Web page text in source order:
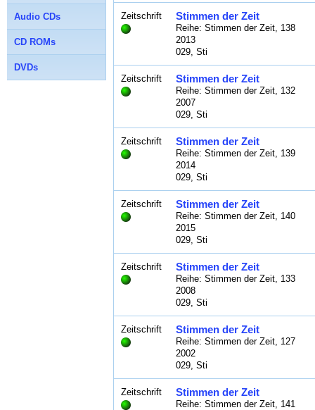
Zeitschrift Stimmen der Zeit
Reihe: Stimmen der Zeit, 138
2013
029, Sti
Zeitschrift Stimmen der Zeit
Reihe: Stimmen der Zeit, 132
2007
029, Sti
Zeitschrift Stimmen der Zeit
Reihe: Stimmen der Zeit, 139
2014
029, Sti
Zeitschrift Stimmen der Zeit
Reihe: Stimmen der Zeit, 140
2015
029, Sti
Zeitschrift Stimmen der Zeit
Reihe: Stimmen der Zeit, 133
2008
029, Sti
Zeitschrift Stimmen der Zeit
Reihe: Stimmen der Zeit, 127
2002
029, Sti
Zeitschrift Stimmen der Zeit
Reihe: Stimmen der Zeit, 141
Audio CDs
CD ROMs
DVDs